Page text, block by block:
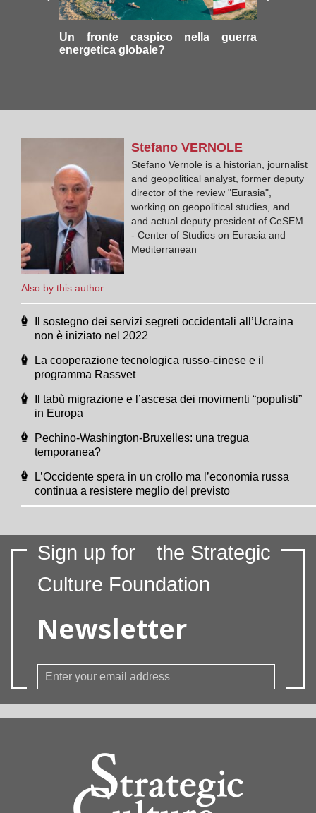
Un fronte caspico nella guerra
energetica globale?
Also by this author
StefanoVERNOLE
Stefano Vernole is a historian, journalist
and geopolitical analyst, former deputy
director of the review "Eurasia",
working on geopolitical studies, and
and actual deputy president of CeSEM
- Center of Studies on Eurasia and
Mediterranean
Il sostegno dei servizi segreti occidentali all’Ucraina
non è iniziato nel 2022
La cooperazione tecnologica russo-cinese e il
programma Rassvet
Il tabù migrazione e l’ascesa dei movimenti “populisti”
in Europa
Pechino-Washington-Bruxelles: una tregua
temporanea?
L’Occidente spera in un crollo ma l’economia russa
continua a resistere meglio del previsto
Sign up for
the Strategic
Culture Foundation
Newsletter